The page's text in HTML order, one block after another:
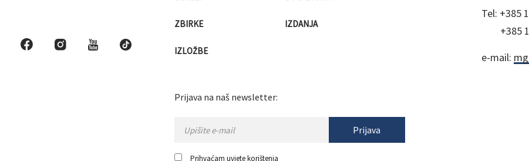
ZBIRKE
IZLOŽBE
IZDANJA
Prijava na naš newsletter:
Prijava
Prihvaćam uvjete korištenja
Tel: +385
+385
e-mail: